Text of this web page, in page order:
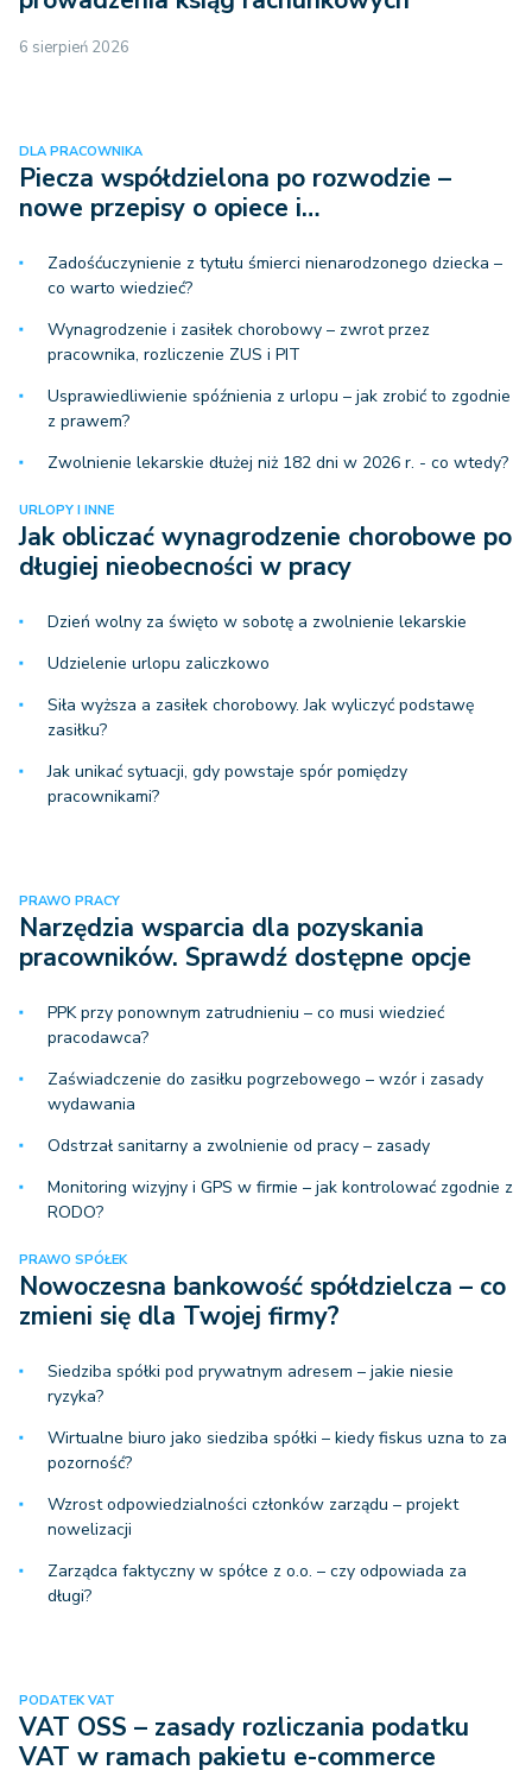
6 sierpień 2026
DLA PRACOWNIKA
Piecza współdzielona po rozwodzie –
nowe przepisy o opiece i…
Zadośćuczynienie z tytułu śmierci nienarodzonego dziecka –
co warto wiedzieć?
Wynagrodzenie i zasiłek chorobowy – zwrot przez
pracownika, rozliczenie ZUS i PIT
Usprawiedliwienie spóźnienia z urlopu – jak zrobić to zgodnie
z prawem?
Zwolnienie lekarskie dłużej niż 182 dni w 2026 r. - co wtedy?
URLOPY I INNE
Jak obliczać wynagrodzenie chorobowe po
długiej nieobecności w pracy
Dzień wolny za święto w sobotę a zwolnienie lekarskie
Udzielenie urlopu zaliczkowo
Siła wyższa a zasiłek chorobowy. Jak wyliczyć podstawę
zasiłku?
Jak unikać sytuacji, gdy powstaje spór pomiędzy
pracownikami?
PRAWO PRACY
Narzędzia wsparcia dla pozyskania
pracowników. Sprawdź dostępne opcje
PPK przy ponownym zatrudnieniu – co musi wiedzieć
pracodawca?
Zaświadczenie do zasiłku pogrzebowego – wzór i zasady
wydawania
Odstrzał sanitarny a zwolnienie od pracy – zasady
Monitoring wizyjny i GPS w firmie – jak kontrolować zgodnie z
RODO?
PRAWO SPÓŁEK
Nowoczesna bankowość spółdzielcza – co
zmieni się dla Twojej firmy?
Siedziba spółki pod prywatnym adresem – jakie niesie
ryzyka?
Wirtualne biuro jako siedziba spółki – kiedy fiskus uzna to za
pozorność?
Wzrost odpowiedzialności członków zarządu – projekt
nowelizacji
Zarządca faktyczny w spółce z o.o. – czy odpowiada za
długi?
PODATEK VAT
VAT OSS – zasady rozliczania podatku
VAT w ramach pakietu e-commerce